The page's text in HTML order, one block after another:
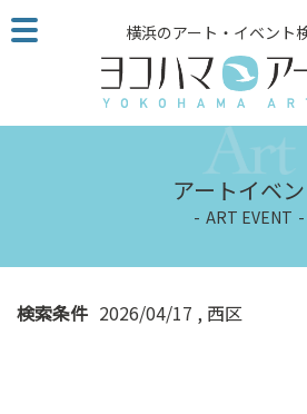
こ
の
ジ
む
横浜のアート・イベント
アートイベ
ART EVENT
検索条件 2026/04/17 西区